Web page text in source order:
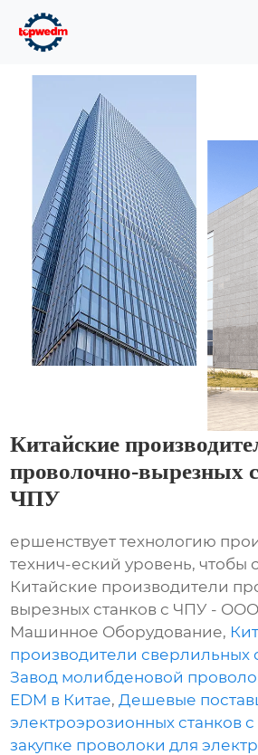
Китайские
проволочно-вырезных
ЧПУ
ершенствует технологию
технич-еский уровень, чтобы
Китайские производители
вырезных станков с ЧПУ - ООО
Машинное Оборудование,
производители сверлильных
Завод молибденовой
EDM в Китае, Дешевые
электроэрозионных станков
закупке проволоки для